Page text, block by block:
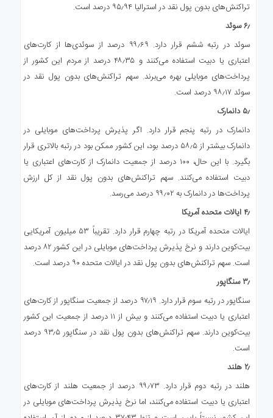
تراکنش‌های بدون پول نقد در استرالیا ۹۵٫۹۴ درصد است.
۶٫ سوئد
سوئد در رتبه ششم قرار دارد. ۹۹٫۶۹ درصد از سوئدی‌ها از کارت‌های
اعتباری یا دبیت استفاده می‌کنند و ۴۸٫۳۵ درصد از مردم این کشور از
پرداخت‌های موبایلی بهره می‌برند. سهم تراکنش‌های بدون پول نقد در
سوئد ۹۸٫۱۷ درصد است.
۵٫ دانمارک
دانمارک در رتبه پنجم قرار دارد. اگر پذیرش پرداخت‌های موبایلی در
دانمارک بیشتر از ۵۸٫۵ درصد بود، این کشور ممکن بود در رتبه بالاتری قرار
بگیرد. با این حال، ۱۰۰ درصد از جمعیت دانمارک از کارت‌های اعتباری یا
دبیت استفاده می‌کنند. سهم تراکنش‌های بدون پول نقد از کل ارزش
پرداخت‌ها در دانمارک به ۹۹٫۰۲ درصد می‌رسد.
۴٫ ایالات متحده آمریکا
ایالات متحده آمریکا در رتبه چهارم قرار دارد. تقریباً ۵۳ میلیون آمریکایی
بیت‌کوین دارند و نرخ پذیرش پرداخت‌های موبایلی در این کشور ۸۲ درصد
است. سهم تراکنش‌های بدون پول نقد در ایالات متحده ۹۰ درصد است.
۳٫ سنگاپور
سنگاپور در رتبه سوم قرار دارد. ۹۷٫۱۹ درصد از جمعیت سنگاپور از کارت‌های
اعتباری یا دبیت استفاده می‌کنند و بیش از ۱۱ درصد از جمعیت این کشور
بیت‌کوین دارند. سهم تراکنش‌های بدون پول نقد در سنگاپور ۹۳٫۵ درصد
است.
۲٫ هلند
هلند در رتبه دوم قرار دارد. ۹۹٫۷۳ درصد از جمعیت هلند از کارت‌های
اعتباری یا دبیت استفاده می‌کنند، اما نرخ پذیرش پرداخت‌های موبایلی در